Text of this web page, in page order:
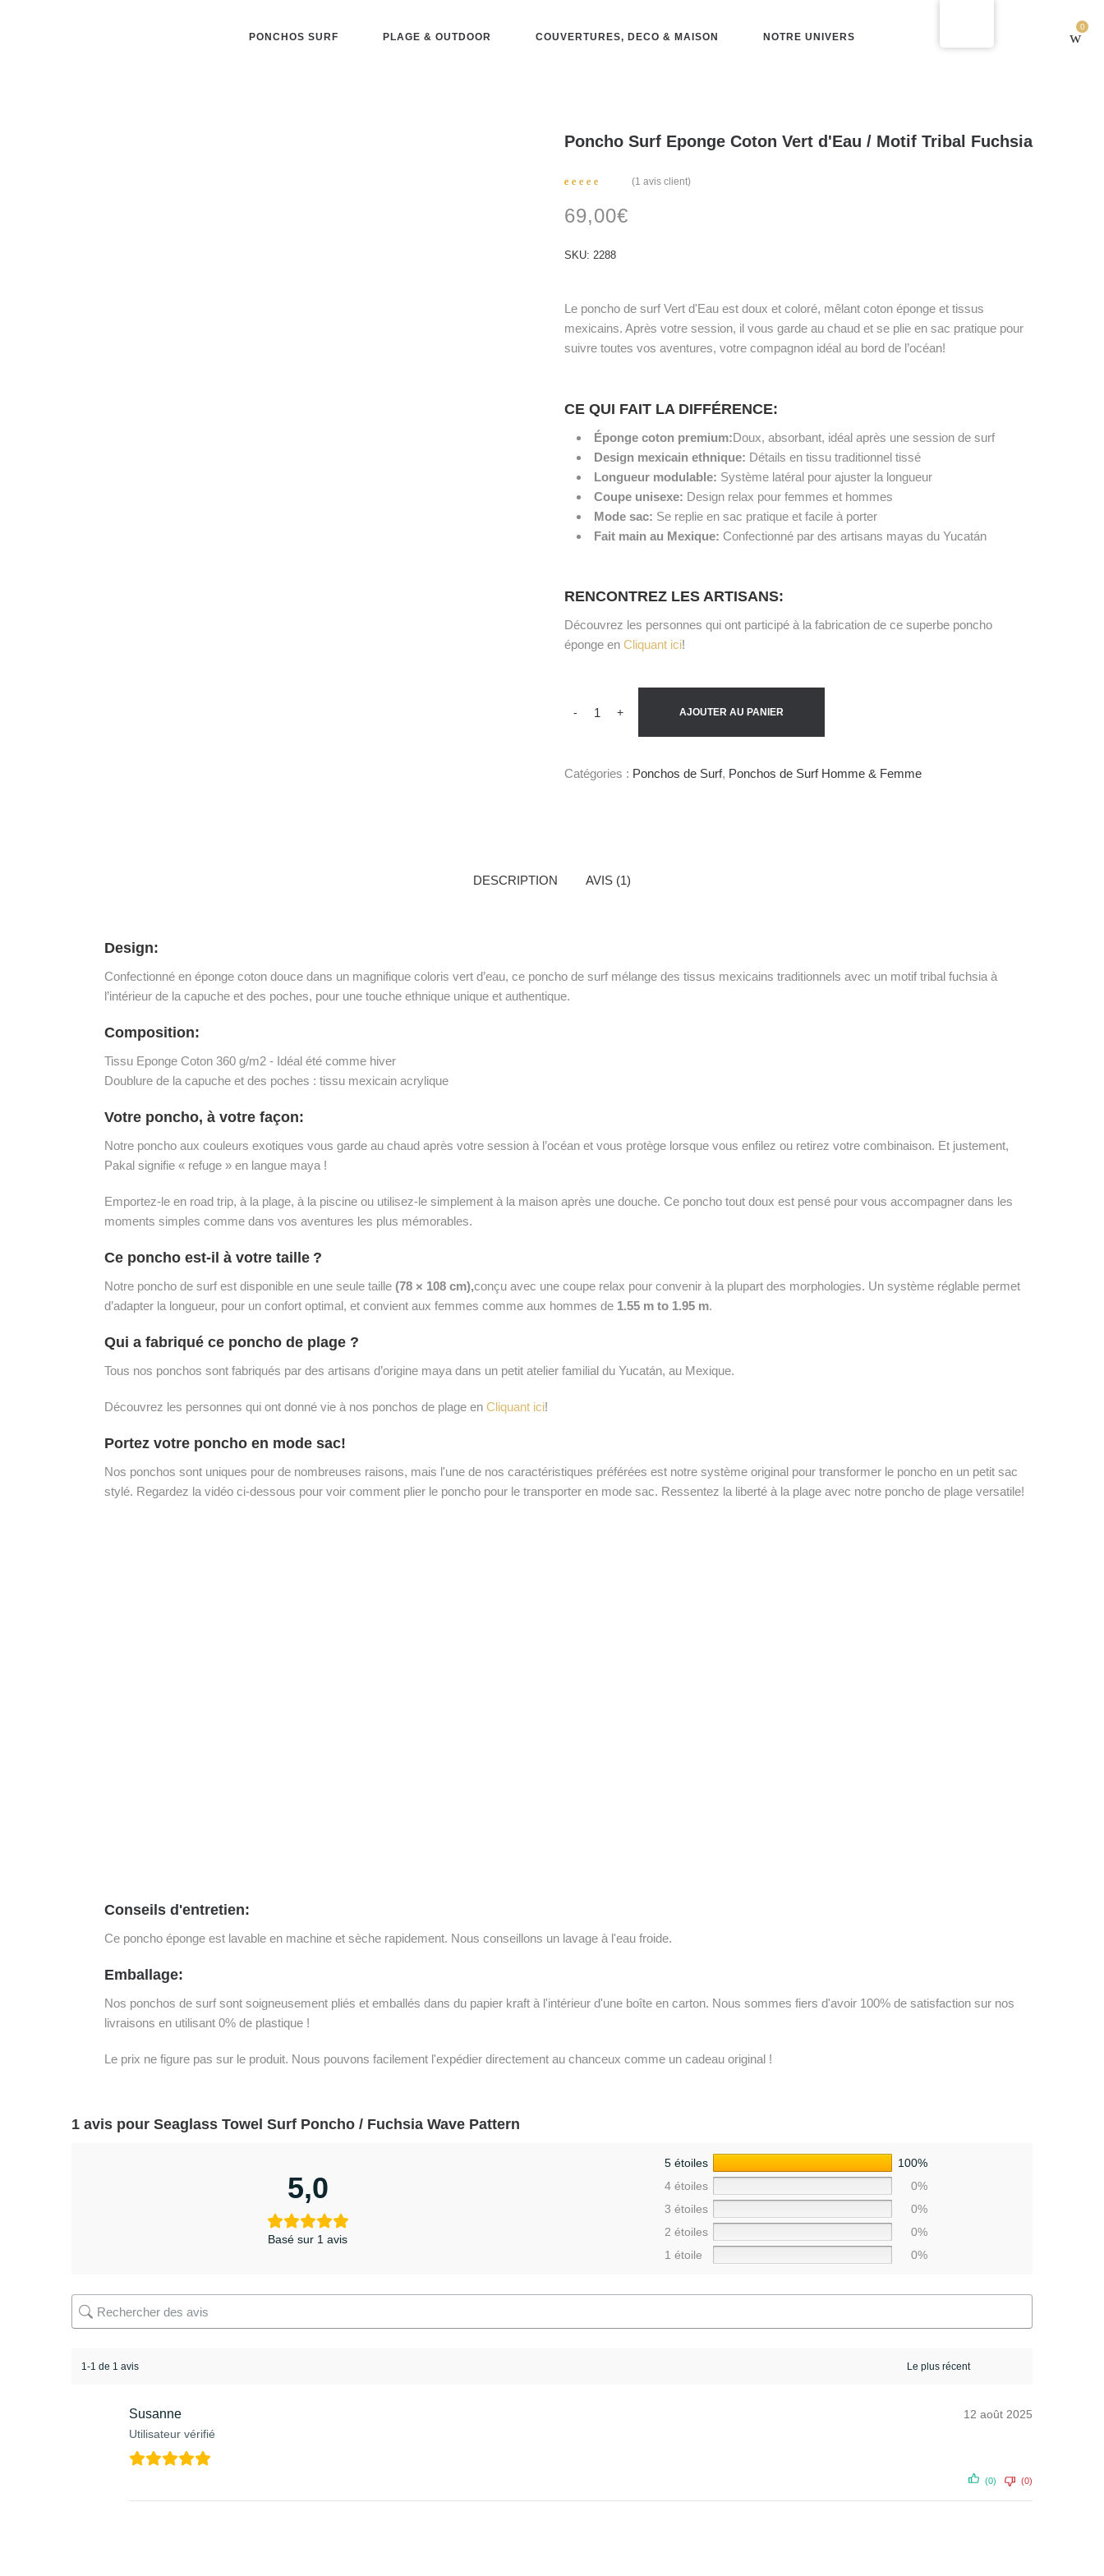
PONCHOS SURF PLAGE & OUTDOOR COUVERTURES, DECO & MAISON NOTRE UNIVERS
0
Poncho Surf Eponge Coton Vert d'Eau / Motif Tribal Fuchsia
5 basé
client
(1 avis client)
69,00€
SKU: 2288
Le poncho de surf Vert d'Eau est doux et coloré, mêlant coton éponge et tissus
mexicains. Après votre session, il vous garde au chaud et se plie en sac pratique pour
suivre toutes vos aventures, votre compagnon idéal au bord de l’océan!
CE QUI FAIT LA DIFFÉRENCE:
Éponge coton premium:Doux, absorbant, idéal après une session de surf
Design mexicain ethnique: Détails en tissu traditionnel tissé
Longueur modulable: Système latéral pour ajuster la longueur
Coupe unisexe: Design relax pour femmes et hommes
Mode sac: Se replie en sac pratique et facile à porter
Fait main au Mexique: Confectionné par des artisans mayas du Yucatán
RENCONTREZ LES ARTISANS:
Découvrez les personnes qui ont participé à la fabrication de ce superbe poncho
éponge en Cliquant ici!
- + AJOUTER AU PANIER
Catégories : Ponchos de Surf, Ponchos de Surf Homme & Femme
DESCRIPTION AVIS (1)
Design:
Confectionné en éponge coton douce dans un magnifique coloris vert d’eau, ce poncho de surf mélange des tissus mexicains traditionnels avec un motif tribal fuchsia à
l’intérieur de la capuche et des poches, pour une touche ethnique unique et authentique.
Composition:
Tissu Eponge Coton 360 g/m2 - Idéal été comme hiver
Doublure de la capuche et des poches : tissu mexicain acrylique
Votre poncho, à votre façon:
Notre poncho aux couleurs exotiques vous garde au chaud après votre session à l’océan et vous protège lorsque vous enfilez ou retirez votre combinaison. Et justement,
Pakal signifie « refuge » en langue maya !
Emportez-le en road trip, à la plage, à la piscine ou utilisez-le simplement à la maison après une douche. Ce poncho tout doux est pensé pour vous accompagner dans les
moments simples comme dans vos aventures les plus mémorables.
Ce poncho est-il à votre taille ?
Notre poncho de surf est disponible en une seule taille (78 × 108 cm),conçu avec une coupe relax pour convenir à la plupart des morphologies. Un système réglable permet
d’adapter la longueur, pour un confort optimal, et convient aux femmes comme aux hommes de 1.55 m to 1.95 m.
Qui a fabriqué ce poncho de plage ?
Tous nos ponchos sont fabriqués par des artisans d’origine maya dans un petit atelier familial du Yucatán, au Mexique.
Découvrez les personnes qui ont donné vie à nos ponchos de plage en Cliquant ici!
Portez votre poncho en mode sac!
Nos ponchos sont uniques pour de nombreuses raisons, mais l'une de nos caractéristiques préférées est notre système original pour transformer le poncho en un petit sac
stylé. Regardez la vidéo ci-dessous pour voir comment plier le poncho pour le transporter en mode sac. Ressentez la liberté à la plage avec notre poncho de plage versatile!
Conseils d'entretien:
Ce poncho éponge est lavable en machine et sèche rapidement. Nous conseillons un lavage à l'eau froide.
Emballage:
Nos ponchos de surf sont soigneusement pliés et emballés dans du papier kraft à l'intérieur d'une boîte en carton. Nous sommes fiers d'avoir 100% de satisfaction sur nos
livraisons en utilisant 0% de plastique !
Le prix ne figure pas sur le produit. Nous pouvons facilement l'expédier directement au chanceux comme un cadeau original !
1 avis pour Seaglass Towel Surf Poncho / Fuchsia Wave Pattern
5,0
Basé sur 1 avis
5 étoiles
100%
4 étoiles
0%
3 étoiles
0%
2 étoiles
0%
1 étoile
0%
1-1 de 1 avis
Susanne
Utilisateur vérifié
12 août 2025
(0) (0)